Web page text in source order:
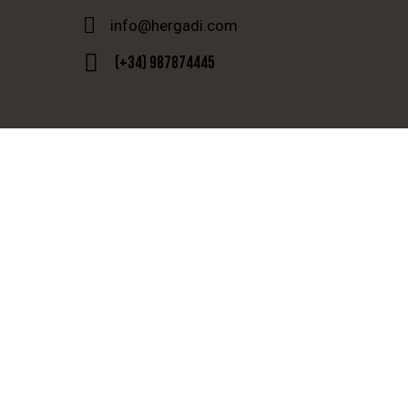
info@hergadi.com
(+34) 987874445